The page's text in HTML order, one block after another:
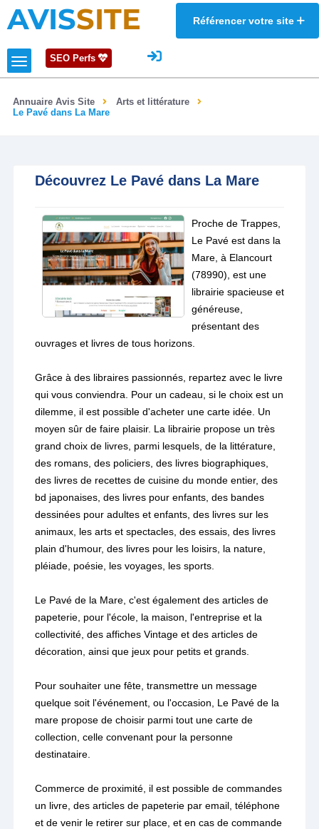
AVISSITE Référencer votre site
SEO Perfs
Annuaire Avis Site
Arts et littérature
Le Pavé dans La Mare
Découvrez Le Pavé dans La Mare
Proche de Trappes,
Le Pavé est dans la
Mare, à Elancourt
(78990), est une
librairie spacieuse et
généreuse,
présentant des
ouvrages et livres de tous horizons.
Grâce à des libraires passionnés, repartez avec le livre
qui vous conviendra. Pour un cadeau, si le choix est un
dilemme, il est possible d'acheter une carte idée. Un
moyen sûr de faire plaisir. La librairie propose un très
grand choix de livres, parmi lesquels, de la littérature,
des romans, des policiers, des livres biographiques,
des livres de recettes de cuisine du monde entier, des
bd japonaises, des livres pour enfants, des bandes
dessinées pour adultes et enfants, des livres sur les
animaux, les arts et spectacles, des essais, des livres
plain d'humour, des livres pour les loisirs, la nature,
pléiade, poésie, les voyages, les sports.
Le Pavé de la Mare, c'est également des articles de
papeterie, pour l'école, la maison, l'entreprise et la
collectivité, des affiches Vintage et des articles de
décoration, ainsi que jeux pour petits et grands.
Pour souhaiter une fête, transmettre un message
quelque soit l'événement, ou l'occasion, Le Pavé de la
mare propose de choisir parmi tout une carte de
collection, celle convenant pour la personne
destinataire.
Commerce de proximité, il est possible de commandes
un livre, des articles de papeterie par email, téléphone
et de venir le retirer sur place, et en cas de commande